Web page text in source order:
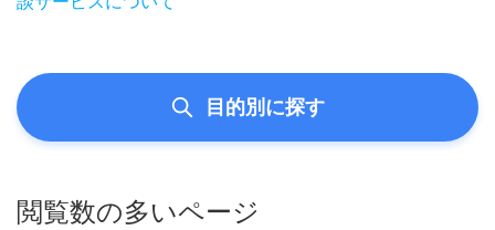
目的別に探す
閲覧数の多いページ